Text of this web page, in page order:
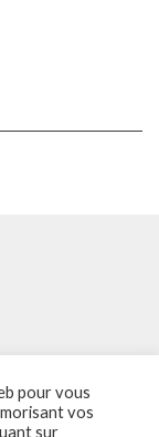
pour vous
vos
sur